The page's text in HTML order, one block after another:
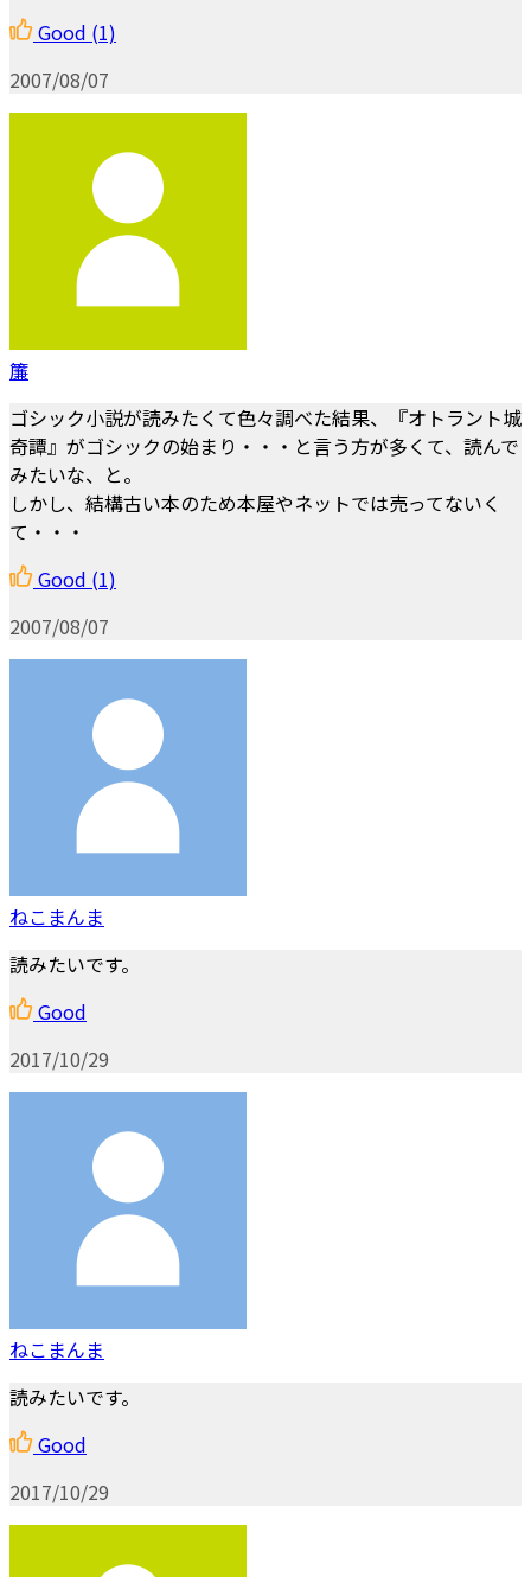
Good (1)
2007/08/07
簾
ゴシック小説が読みたくて色々調べた結果、『オトラント城
奇譚』がゴシックの始まり・・・と言う方が多くて、読んで
みたいな、と。
しかし、結構古い本のため本屋やネットでは売ってないく
て・・・
Good (1)
2007/08/07
ねこまんま
読みたいです。
Good
2017/10/29
ねこまんま
読みたいです。
Good
2017/10/29